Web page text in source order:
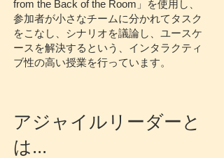
from the Back of the Room」を使用し、
参加者が小さなチームに分かれてタスク
をこなし、シナリオを議論し、ユースケ
ースを解決するという、インタラクティ
ブ性の高い授業を行っています。
アジャイルリーダーと
は...